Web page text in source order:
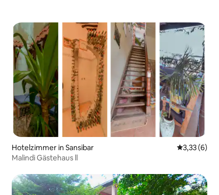
Hotelzimmer in Sansibar
3,33 (6)
Malindi Gästehaus ll